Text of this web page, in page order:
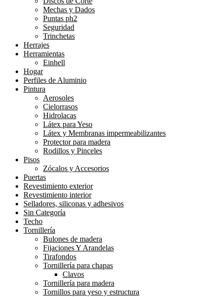
Mechas y Dados
Puntas ph2
Seguridad
Trinchetas
Herrajes
Herramientas
Einhell
Hogar
Perfiles de Aluminio
Pintura
Aerosoles
Cielorrasos
Hidrolacas
Látex para Yeso
Látex y Membranas impermeabilizantes
Protector para madera
Rodillos y Pinceles
Pisos
Zócalos y Accesorios
Puertas
Revestimiento exterior
Revestimiento interior
Selladores, siliconas y adhesivos
Sin Categoría
Techo
Tornillería
Bulones de madera
Fijaciones Y Arandelas
Tirafondos
Tornillería para chapas
Clavos
Tornillería para madera
Tornillos para yeso y estructura